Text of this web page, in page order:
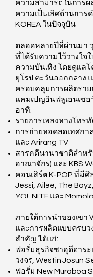
ความสามารถในการผ
ความเป็นเลิศด้านการ
KOREA ในปัจจุบัน
ตลอดหลายปีที่ผ่านมา
ที่ได้รับความไว้วางใจ
ความบันเทิง โดยดูแล
ยุโรป ตะวันออกกลาง
ครอบคลุมการผลิตรา
แคมเปญอินฟลูเอนเซ
อาทิ:
รายการเพลงทางโทร
การถ่ายทอดสดเทศกา
และ Arirang TV
สารคดีนานาชาติสำหรั
อาณาจักร) และ KBS
คอนเสิร์ต K-POP ที่มีศิ
Jessi, Ailee, The Boyz,
YOUNITE และ
ภายใต้การนำของเขา
และการผลิตแบบครบว
สำคัญ ได้แก่:
ฟอรั่มธุรกิจซาอุดีอาระ
วงจร, Westin Josun
ฟอรั่ม New Murabba